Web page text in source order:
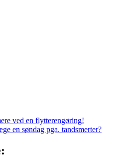
ved en flytterengøring!
en søndag pga. tandsmerter?